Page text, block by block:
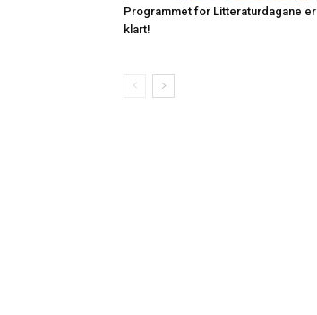
Programmet for Litteraturdagane er
klart!